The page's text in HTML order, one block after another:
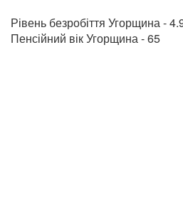
Рівень безробіття Угорщина -
Пенсійний вік Угорщина - 65